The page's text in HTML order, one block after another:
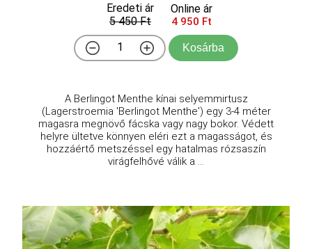
Eredeti ár
5 450 Ft
Online ár
4 950 Ft
Kosárba
A Berlingot Menthe kínai selyemmirtusz
(Lagerstroemia 'Berlingot Menthe') egy 3-4 méter
magasra megnövő fácska vagy nagy bokor. Védett
helyre ültetve könnyen eléri ezt a magasságot, és
hozzáértő metszéssel egy hatalmas rózsaszín
virágfelhővé válik a ...